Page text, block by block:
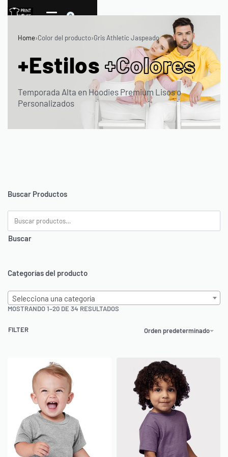
0
Home›Color del producto›Gris Athletic Jaspeado
+Estilos +Colores
Temporada Alta en Hoodies Premium Lisos o
Personalizados
Buscar Productos
Buscar
Categorías del producto
Selecciona una categoría
MOSTRANDO 1–20 DE 34 RESULTADOS
Orden predeterminado
FILTER